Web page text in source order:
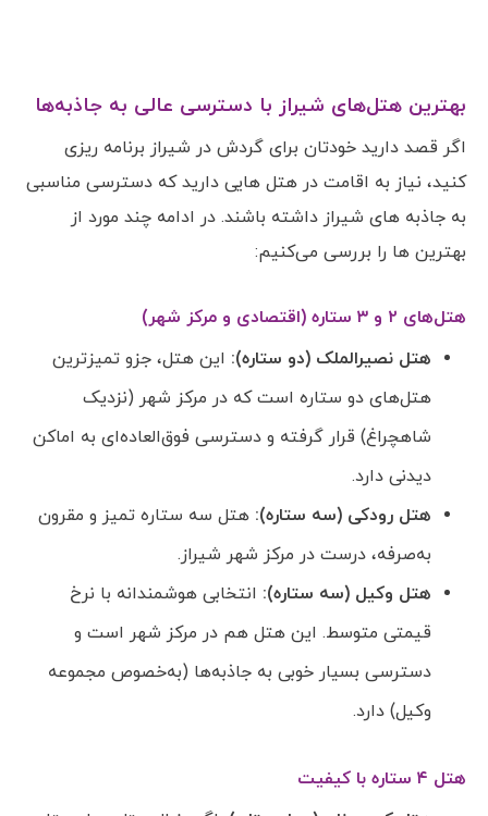
بهترین هتل‌های شیراز با دسترسی عالی به جاذبه‌ها
اگر قصد دارید خودتان برای گردش در شیراز برنامه ریزی
کنید، نیاز به اقامت در هتل هایی دارید که دسترسی مناسبی
به جاذبه های شیراز داشته باشند. در ادامه چند مورد از
بهترین ها را بررسی می‌کنیم:
هتل‌های ۲ و ۳ ستاره (اقتصادی و مرکز شهر)
هتل نصیرالملک (دو ستاره): این هتل، جزو تمیزترین
هتل‌های دو ستاره است که در مرکز شهر (نزدیک
شاهچراغ) قرار گرفته و دسترسی فوق‌العاده‌ای به اماکن
دیدنی دارد.
هتل رودکی (سه ستاره): هتل سه ستاره تمیز و مقرون
به‌صرفه، درست در مرکز شهر شیراز.
هتل وکیل (سه ستاره): انتخابی هوشمندانه با نرخ
قیمتی متوسط. این هتل هم در مرکز شهر است و
دسترسی بسیار خوبی به جاذبه‌ها (به‌خصوص مجموعه
وکیل) دارد.
هتل ۴ ستاره با کیفیت